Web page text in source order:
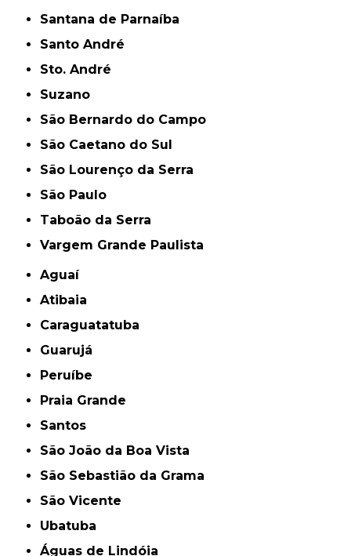
Santana de Parnaíba
Santo André
Sto. André
Suzano
São Bernardo do Campo
São Caetano do Sul
São Lourenço da Serra
São Paulo
Taboão da Serra
Vargem Grande Paulista
Aguaí
Atibaia
Caraguatatuba
Guarujá
Peruíbe
Praia Grande
Santos
São João da Boa Vista
São Sebastião da Grama
São Vicente
Ubatuba
Águas de Lindóia